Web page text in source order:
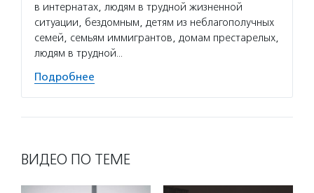
в интернатах, людям в трудной жизненной
ситуации, бездомным, детям из неблагополучных
семей, семьям иммигрантов, домам престарелых,
людям в трудной…
Подробнее
ВИДЕО ПО ТЕМЕ